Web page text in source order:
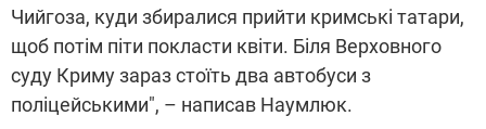
Чийгоза, куди збиралися прийти кримські татари,
щоб потім піти покласти квіти. Біля Верховного
суду Криму зараз стоїть два автобуси з
поліцейськими", – написав Наумлюк.